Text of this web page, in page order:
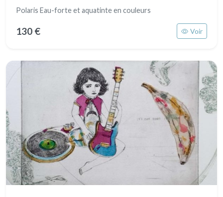
Polaris Eau-forte et aquatinte en couleurs
130 € Voir